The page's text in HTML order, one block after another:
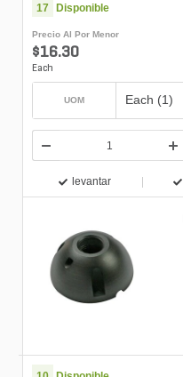
17 Disponible
Precio Al Por Menor
$16.30
Each
UOM Each (1)
levantar